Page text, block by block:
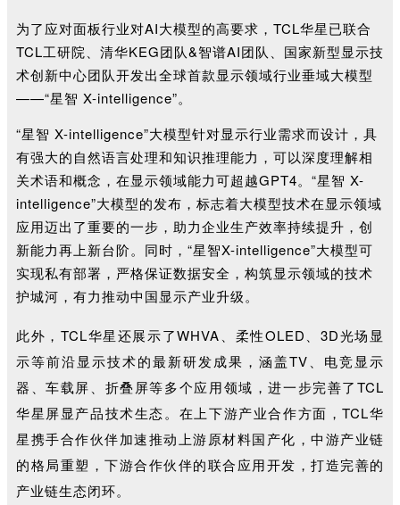
为了应对面板行业对AI大模型的高要求，TCL华星已联合
TCL工研院、清华KEG团队&智谱AI团队、国家新型显示技
术创新中心团队开发出全球首款显示领域行业垂域大模型
——“星智 X-intelligence”。
“星智 X-intelligence”大模型针对显示行业需求而设计，具
有强大的自然语言处理和知识推理能力，可以深度理解相
关术语和概念，在显示领域能力可超越GPT4。 “星智 X-
intelligence”大模型的发布 ， 标志着大模型技术在显示领域
应用迈出了重要的一步 ， 助力企业生产效率持续提升，创
新能力再上新台阶。同时， “星智X-intelligence”大模型可
实现私有部署，严格保证数据安全，构筑显示领域的技术
护城河，有力推动中国显示产业升级。
此外，TCL华星还展示了WHVA、柔性OLED、3D光场显
示等前沿显示技术的最新研发成果，涵盖TV、电竞显示
器、车载屏、折叠屏等多个应用领域，进一步完善了TCL
华星屏显产品技术生态。在上下游产业合作方面，TCL华
星携手合作伙伴加速推动上游原材料国产化，中游产业链
的格局重塑，下游合作伙伴的联合应用开发，打造完善的
产业链生态闭环。